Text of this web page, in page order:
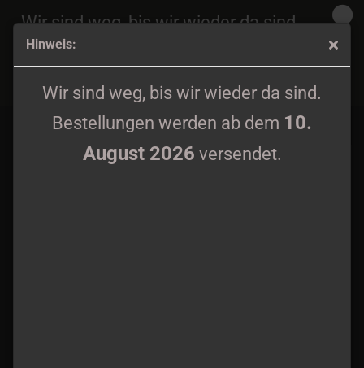
Hinweis:
Wir sind weg, bis wir wieder da sind.
Bestellungen werden ab dem 10.
August 2026 versendet.
Wir sind weg, bis wir wieder da sind.
Bestellungen werden ab dem
August 2026
versendet.